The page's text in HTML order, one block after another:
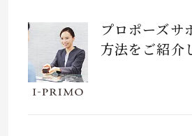
プロポーズサ
方法をご紹介